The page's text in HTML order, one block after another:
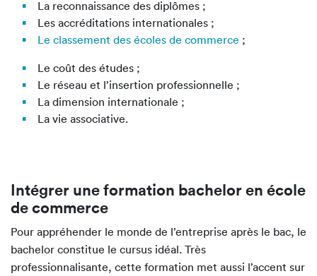
La reconnaissance des diplômes ;
Les accréditations internationales ;
Le classement des écoles de commerce ;
Le coût des études ;
Le réseau et l’insertion professionnelle ;
La dimension internationale ;
La vie associative.
Intégrer une formation bachelor en école
de commerce
Pour appréhender le monde de l’entreprise après le bac, le
bachelor constitue le cursus idéal. Très
professionnalisante, cette formation met aussi l’accent sur